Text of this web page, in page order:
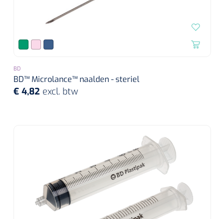
BD
BD™ Microlance™ naalden - steriel
€ 4,82 excl. btw